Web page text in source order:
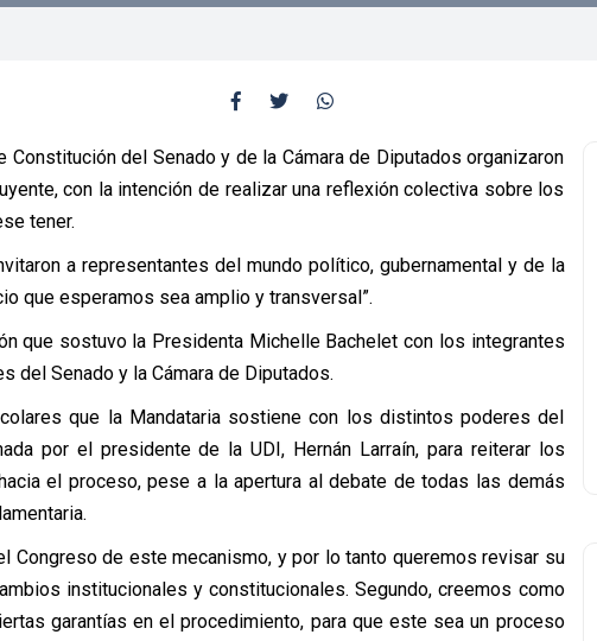
del Senado y de la Cámara de Diputados organizaron
con la intención de realizar una reflexión colectiva sobre los
tener.
a representantes del mundo político, gubernamental y de la
que esperamos sea amplio y transversal”.
que sostuvo la Presidenta Michelle Bachelet con los integrantes
del Senado y la Cámara de Diputados.
que la Mandataria sostiene con los distintos poderes del
por el presidente de la UDI, Hernán Larraín, para reiterar los
el proceso, pese a la apertura al debate de todas las demás
Congreso de este mecanismo, y por lo tanto queremos revisar su
institucionales y constitucionales. Segundo, creemos como
garantías en el procedimiento, para que este sea un proceso